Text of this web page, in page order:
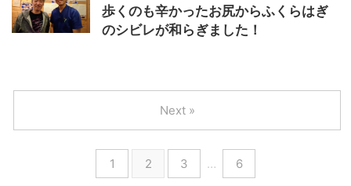
歩くのも辛かったお尻からふくらはぎ
のシビレが和らぎました！
1 2 3 … 6
Next »